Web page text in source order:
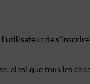
de s’inscrire
que tous les